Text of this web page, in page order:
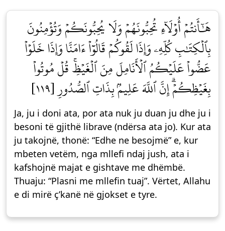
هَٰٓأَنتُمۡ أُوْلَآءِ تُحِبُّونَهُمۡ وَلَا يُحِبُّونَكُمۡ وَتُؤۡمِنُونَ
بِٱلۡكِتَٰبِ كُلِّهِۦ وَإِذَا لَقُوكُمۡ قَالُوٓاْ ءَامَنَّا وَإِذَا خَلَوۡاْ
عَضُّواْ عَلَيۡكُمُ ٱلۡأَنَامِلَ مِنَ ٱلۡغَيۡظِۚ قُلۡ مُوتُواْ
بِغَيۡظِكُمۡۗ إِنَّ ٱللَّهَ عَلِيمُۢ بِذَاتِ ٱلصُّدُورِ [١١٩]
Ja, ju i doni ata, por ata nuk ju duan ju dhe ju i
besoni të gjithë librave (ndërsa ata jo). Kur ata
ju takojnë, thonë: “Edhe ne besojmë” e, kur
mbeten vetëm, nga mllefi ndaj jush, ata i
kafshojnë majat e gishtave me dhëmbë.
Thuaju: “Plasni me mllefin tuaj”. Vërtet, Allahu
e di mirë ç’kanë në gjokset e tyre.